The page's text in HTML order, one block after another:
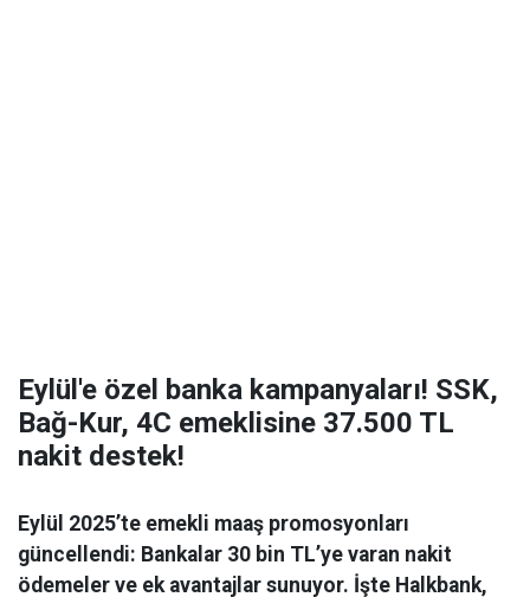
Eylül'e özel banka kampanyaları! SSK,
Bağ-Kur, 4C emeklisine 37.500 TL
nakit destek!
Eylül 2025’te emekli maaş promosyonları
güncellendi: Bankalar 30 bin TL’ye varan nakit
ödemeler ve ek avantajlar sunuyor. İşte Halkbank,